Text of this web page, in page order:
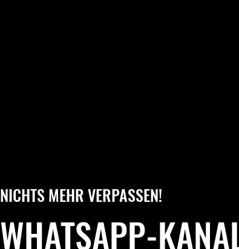
NICHTS MEHR VERPASSEN!
WHATSAPP-